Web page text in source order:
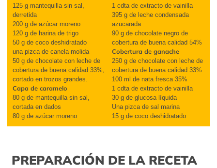
125 g mantequilla sin sal,
derretida
200 g de azúcar moreno
120 g de harina de trigo
50 g de coco deshidratado
una pizca de canela molida
50 g de chocolate con leche de
cobertura de buena calidad 33%,
cortado en trozos grandes.
Capa de caramelo
80 g de mantequilla sin sal,
cortada en dados
80 g de azúcar moreno
1 cdtade extracto de vainilla
395 g de leche condensada
azucarada
90 g de chocolate negro de
cobertura de buena calidad 54%
Cobertura de ganache
250 g de chocolate con leche de
cobertura de buena calidad 33%
100 ml de nata fresca 35%
1 cdtade extracto de vainilla
30 g de glucosa líquida
Una pizca de sal marina
15 g de coco deshidratado
PREPARACIÓN DE LA RECETA